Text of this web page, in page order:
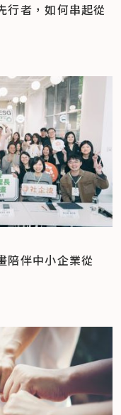
行者，如何串起從
陪伴中小企業從